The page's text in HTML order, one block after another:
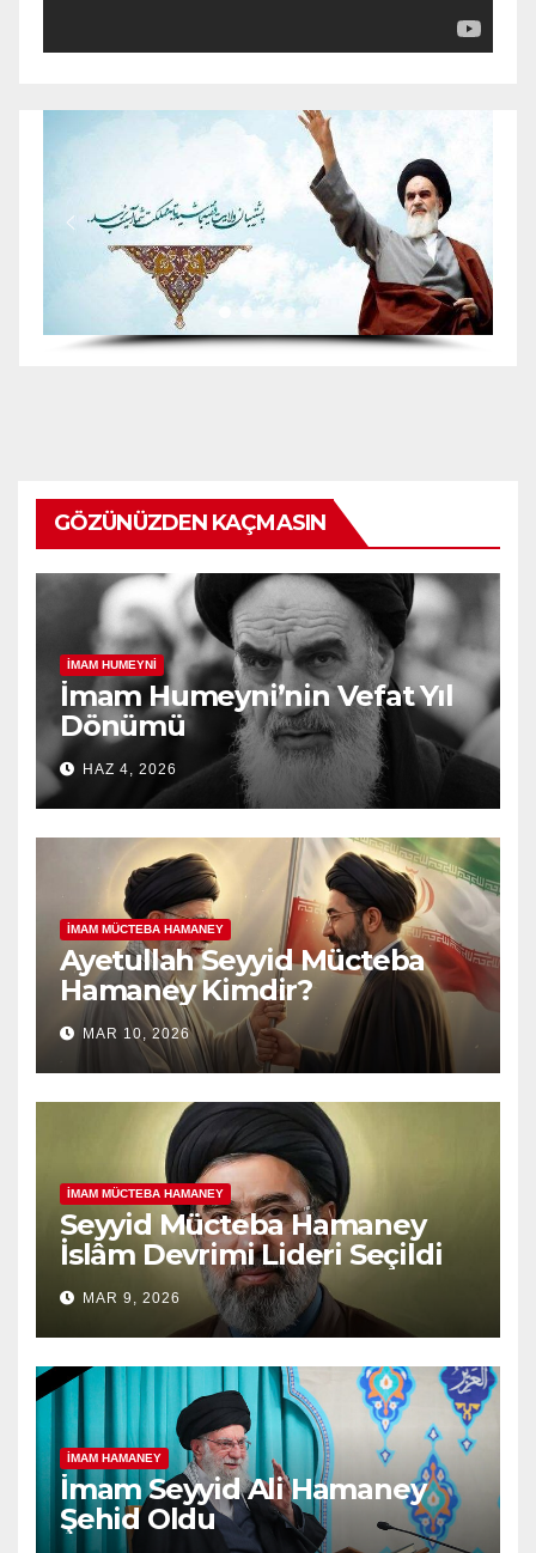
GÖZÜNÜZDEN KAÇMASIN
İMAM HUMEYNI
İmam Humeyni’nin Vefat Yıl
Dönümü
HAZ 4, 2026
İMAM MÜCTEBA HAMANEY
Ayetullah Seyyid Mücteba
Hamaney Kimdir?
MAR 10, 2026
İMAM MÜCTEBA HAMANEY
Seyyid Mücteba Hamaney
İslâm Devrimi Lideri Seçildi
MAR 9, 2026
İMAM HAMANEY
İmam Seyyid Ali Hamaney
Şehid Oldu